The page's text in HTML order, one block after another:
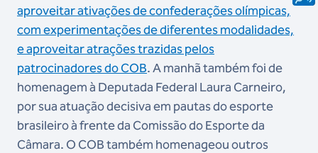
aproveitar ativações de confederações olímpicas,
com experimentações de diferentes modalidades,
e aproveitar atrações trazidas pelos
patrocinadores do COB. A manhã também foi de
homenagem à Deputada Federal Laura Carneiro,
por sua atuação decisiva em pautas do esporte
brasileiro à frente da Comissão do Esporte da
Câmara. O COB também homenageou outros